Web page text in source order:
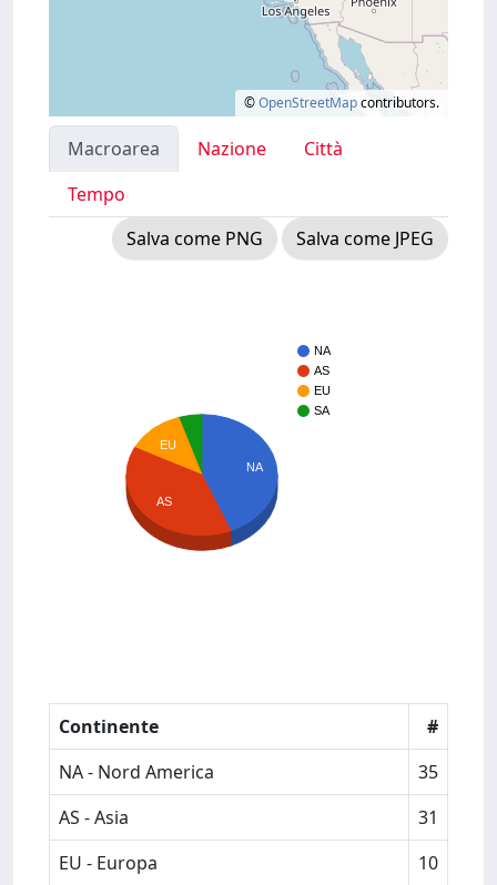
©OpenStreetMapcontributors.
Macroarea Nazione
Città
Tempo
Salva come PNG
Salva come JPEG
NA
AS
EU
SA
NA
EU
AS
Continente
#
NA - Nord America
35
AS - Asia
31
EU - Europa
10